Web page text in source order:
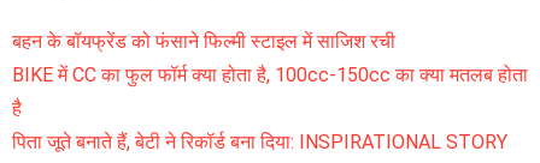
बहन के बॉयफ्रेंड को फंसाने फिल्मी स्टाइल में साजिश रची
BIKE में CC का फुल फॉर्म क्या होता है, 100cc-150cc का क्या मतलब होता
है
पिता जूते बनाते हैं, बेटी ने रिकॉर्ड बना दिया: INSPIRATIONAL STORY